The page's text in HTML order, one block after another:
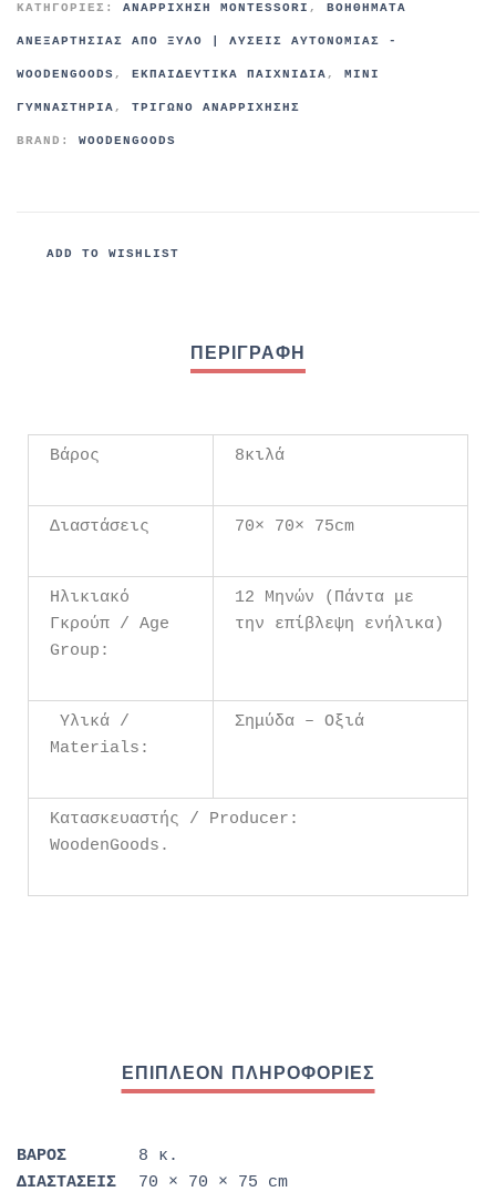
ΚΑΤΗΓΟΡΊΕΣ: ΑΝΑΡΡΊΧΗΣΗ MONTESSORI , ΒΟΗΘΉΜΑΤΑ
ΑΝΕΞΑΡΤΗΣΊΑΣ ΑΠΌ ΞΎΛΟ | ΛΎΣΕΙΣ ΑΥΤΟΝΟΜΊΑΣ -
WOODENGOODS , ΕΚΠΑΙΔΕΥΤΙΚΆ ΠΑΙΧΝΊΔΙΑ , ΜΙΝΙ
ΓΥΜΝΑΣΤΉΡΙΑ , ΤΡΊΓΩΝΟ ΑΝΑΡΡΊΧΗΣΗΣ
BRAND: WOODENGOODS
ADD TO WISHLIST
Βάρος 8κιλά
Διαστάσεις 70× 70× 75cm
Ηλικιακό
Γκρούπ / Age
Group:
12 Μηνών (Πάντα με
την επίβλεψη ενήλικα)
Υλικά /
Materials:
Σημύδα – Οξιά
Κατασκευαστής / Producer:
WoodenGoods.
ΒΆΡΟΣ
8 κ.
ΔΙΑΣΤΆΣΕΙΣ
70 × 70 × 75 cm